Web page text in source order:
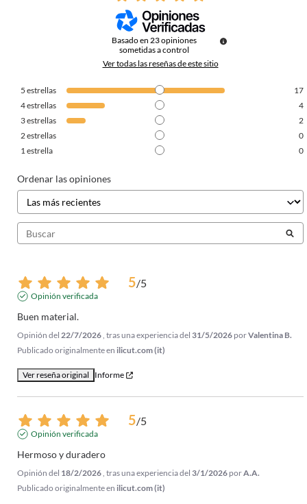
Basado en 23opiniones
sometidas a control
Ver todas las reseñas de este sitio
5 estrellas
17
4estrellas
4
3estrellas
2
2estrellas
0
1estrella 0
Ordenar las opiniones
5/5
Opinión verificada
Buen material.
Opinión del 22/7/2026, tras una experiencia del 31/5/2026 porValentina B.
Publicado originalmente en ilicut.com (it)
Ver reseña original Informe
5/5
Opinión verificada
Hermoso y duradero
Opinión del 18/2/2026, tras una experiencia del 3/1/2026 porA.A.
Publicado originalmente en ilicut.com (it)